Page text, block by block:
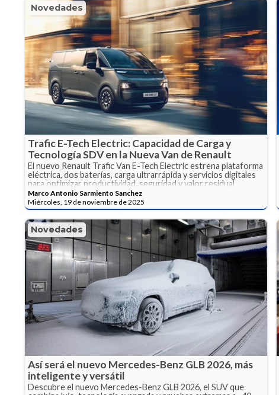
Novedades
Trafic E-Tech Electric: Capacidad de Carga y
Tecnología SDV en la Nueva Van de Renault
El nuevo Renault Trafic Van E-Tech Electric estrena plataforma
eléctrica, dos baterías, carga ultrarrápida y servicios digitales
para optimizar productividad, seguridad y valor residual.
Marco Antonio Sarmiento Sanchez
Miércoles, 19 de noviembre de 2025
Novedades
Así será el nuevo Mercedes-Benz GLB 2026, más
inteligente y versátil
Descubre el nuevo Mercedes-Benz GLB 2026, el SUV que